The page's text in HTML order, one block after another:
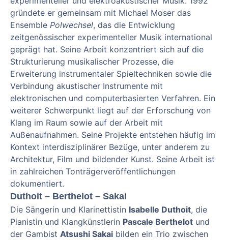
gründete er gemeinsam mit Michael Moser das
Ensemble Polwechsel, das die Entwicklung
zeitgenössischer experimenteller Musik international
geprägt hat. Seine Arbeit konzentriert sich auf die
Strukturierung musikalischer Prozesse, die
Erweiterung instrumentaler Spieltechniken sowie die
Verbindung akustischer Instrumente mit
elektronischen und computerbasierten Verfahren. Ein
weiterer Schwerpunkt liegt auf der Erforschung von
Klang im Raum sowie auf der Arbeit mit
Außenaufnahmen. Seine Projekte entstehen häufig im
Kontext interdisziplinärer Bezüge, unter anderem zu
Architektur, Film und bildender Kunst. Seine Arbeit ist
in zahlreichen Tonträgerveröffentlichungen
dokumentiert.
Duthoit – Berthelot – Sakai
Die Sängerin und Klarinettistin Isabelle Duthoit, die
Pianistin und Klangkünstlerin Pascale Berthelot und
der Gambist Atsushi Sakai bilden ein Trio zwischen